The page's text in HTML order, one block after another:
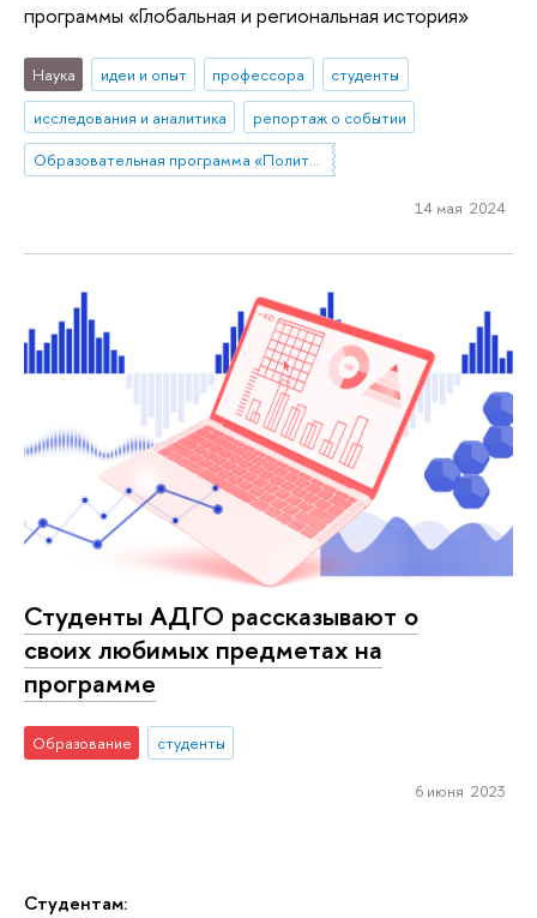
Студентам:
программы «Глобальная и региональная история»
Наука идеи и опыт профессора
студенты
исследования и аналитика
репортаж о событии
Образовательная программа «Политология и мировая политика»
14 мая 2024
Студенты АДГО рассказывают о
своих любимых предметах на
программе
Образование студенты
6 июня 2023